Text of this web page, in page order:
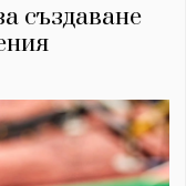
създаване